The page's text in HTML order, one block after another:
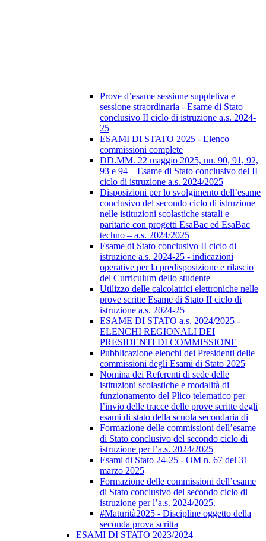
Prove d’esame sessione suppletiva e
sessione straordinaria - Esame di Stato
conclusivo II ciclo di istruzione a.s. 2024-
25
ESAMI DI STATO 2025 - Elenco
commissioni complete
DD.MM. 22 maggio 2025, nn. 90, 91, 92,
93 e 94 – Esame di Stato conclusivo del II
ciclo di istruzione a.s. 2024/2025
Disposizioni per lo svolgimento dell’esame
conclusivo del secondo ciclo di istruzione
nelle istituzioni scolastiche statali e
paritarie con progetti EsaBac ed EsaBac
techno – a.s. 2024/2025
Esame di Stato conclusivo II ciclo di
istruzione a.s. 2024-25 - indicazioni
operative per la predisposizione e rilascio
del Curriculum dello studente
Utilizzo delle calcolatrici elettroniche nelle
prove scritte Esame di Stato II ciclo di
istruzione a.s. 2024-25
ESAME DI STATO a.s. 2024/2025 -
ELENCHI REGIONALI DEI
PRESIDENTI DI COMMISSIONE
Pubblicazione elenchi dei Presidenti delle
commissioni degli Esami di Stato 2025
Nomina dei Referenti di sede delle
istituzioni scolastiche e modalità di
funzionamento del Plico telematico per
l’invio delle tracce delle prove scritte degli
esami di stato della scuola secondaria di
Formazione delle commissioni dell’esame
di Stato conclusivo del secondo ciclo di
istruzione per l’a.s. 2024/2025
Esami di Stato 24-25 - OM n. 67 del 31
marzo 2025
Formazione delle commissioni dell’esame
di Stato conclusivo del secondo ciclo di
istruzione per l’a.s. 2024/2025.
#Maturità2025 - Discipline oggetto della
seconda prova scritta
ESAMI DI STATO 2023/2024